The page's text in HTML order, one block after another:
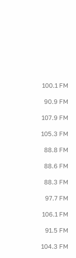
100.1 FM
90.9 FM
107.9 FM
105.3 FM
88.8 FM
88.6 FM
88.3 FM
97.7 FM
106.1 FM
91.5 FM
104.3 FM